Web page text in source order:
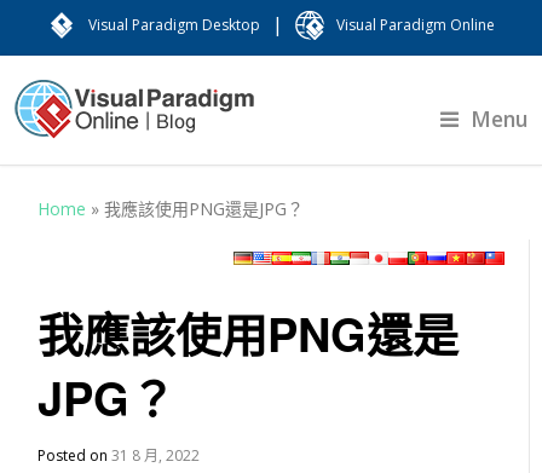
Visual Paradigm Desktop | Visual Paradigm Online
Menu
Home »我應該使用PNG還是JPG？
我應該使用PNG還是
JPG？
Posted on31 8 月, 2022